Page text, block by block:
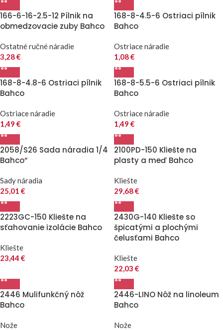
166-6-16-2.5-12 Pílnik na
obmedzovacie zuby Bahco
Ostatné ručné náradie
3,28€
168-8-4.5-6 Ostriaci pílnik
Bahco
Ostriace náradie
1,08€
168-8-4.8-6 Ostriaci pílnik
Bahco
Ostriace náradie
1,49 €
168-8-5.5-6 Ostriaci pílnik
Bahco
Ostriace náradie
1,49 €
2058/S26 Sada náradia 1/4
Bahco“
Sady náradia
25,01 €
2100PD-150 Kliešte na
plasty a meď Bahco
Kliešte
29,68€
2223GC-150 Kliešte na
sťahovanie izolácie Bahco
Kliešte
23,44 €
2430G-140 Kliešte so
špicatými a plochými
čelusťami Bahco
Kliešte
22,03 €
2446 Mulifunkčný nôž
Bahco
Nože
2446-LINO Nôž na linoleum
Bahco
Nože